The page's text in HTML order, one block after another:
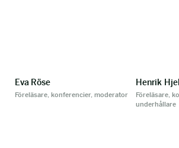
Eva Röse
Föreläsare, konferencier, moderator
Henrik
Föreläsare,
underhållare